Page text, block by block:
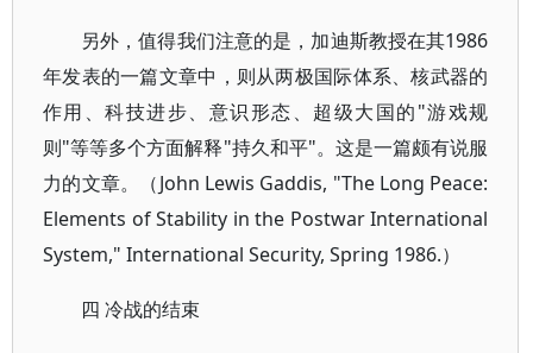
另外，值得我们注意的是，加迪斯教授在其1986
年发表的一篇文章中，则从两极国际体系、核武器的
作用、科技进步、意识形态、超级大国的"游戏规
则"等等多个方面解释"持久和平"。这是一篇颇有说服
力的文章。（John Lewis Gaddis, "The Long Peace:
Elements of Stability in the Postwar International
System," International Security, Spring 1986.）
四 冷战的结束